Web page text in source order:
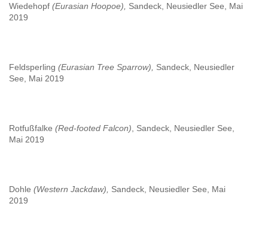
Wiedehopf (Eurasian Hoopoe), Sandeck, Neusiedler See, Mai
2019
Feldsperling (Eurasian Tree Sparrow),
Sandeck, Neusiedler
See, Mai 2019
Rotfußfalke (Red-footed Falcon) , Sandeck, Neusiedler See,
Mai 2019
Dohle (Western Jackdaw), Sandeck, Neusiedler See, Mai
2019